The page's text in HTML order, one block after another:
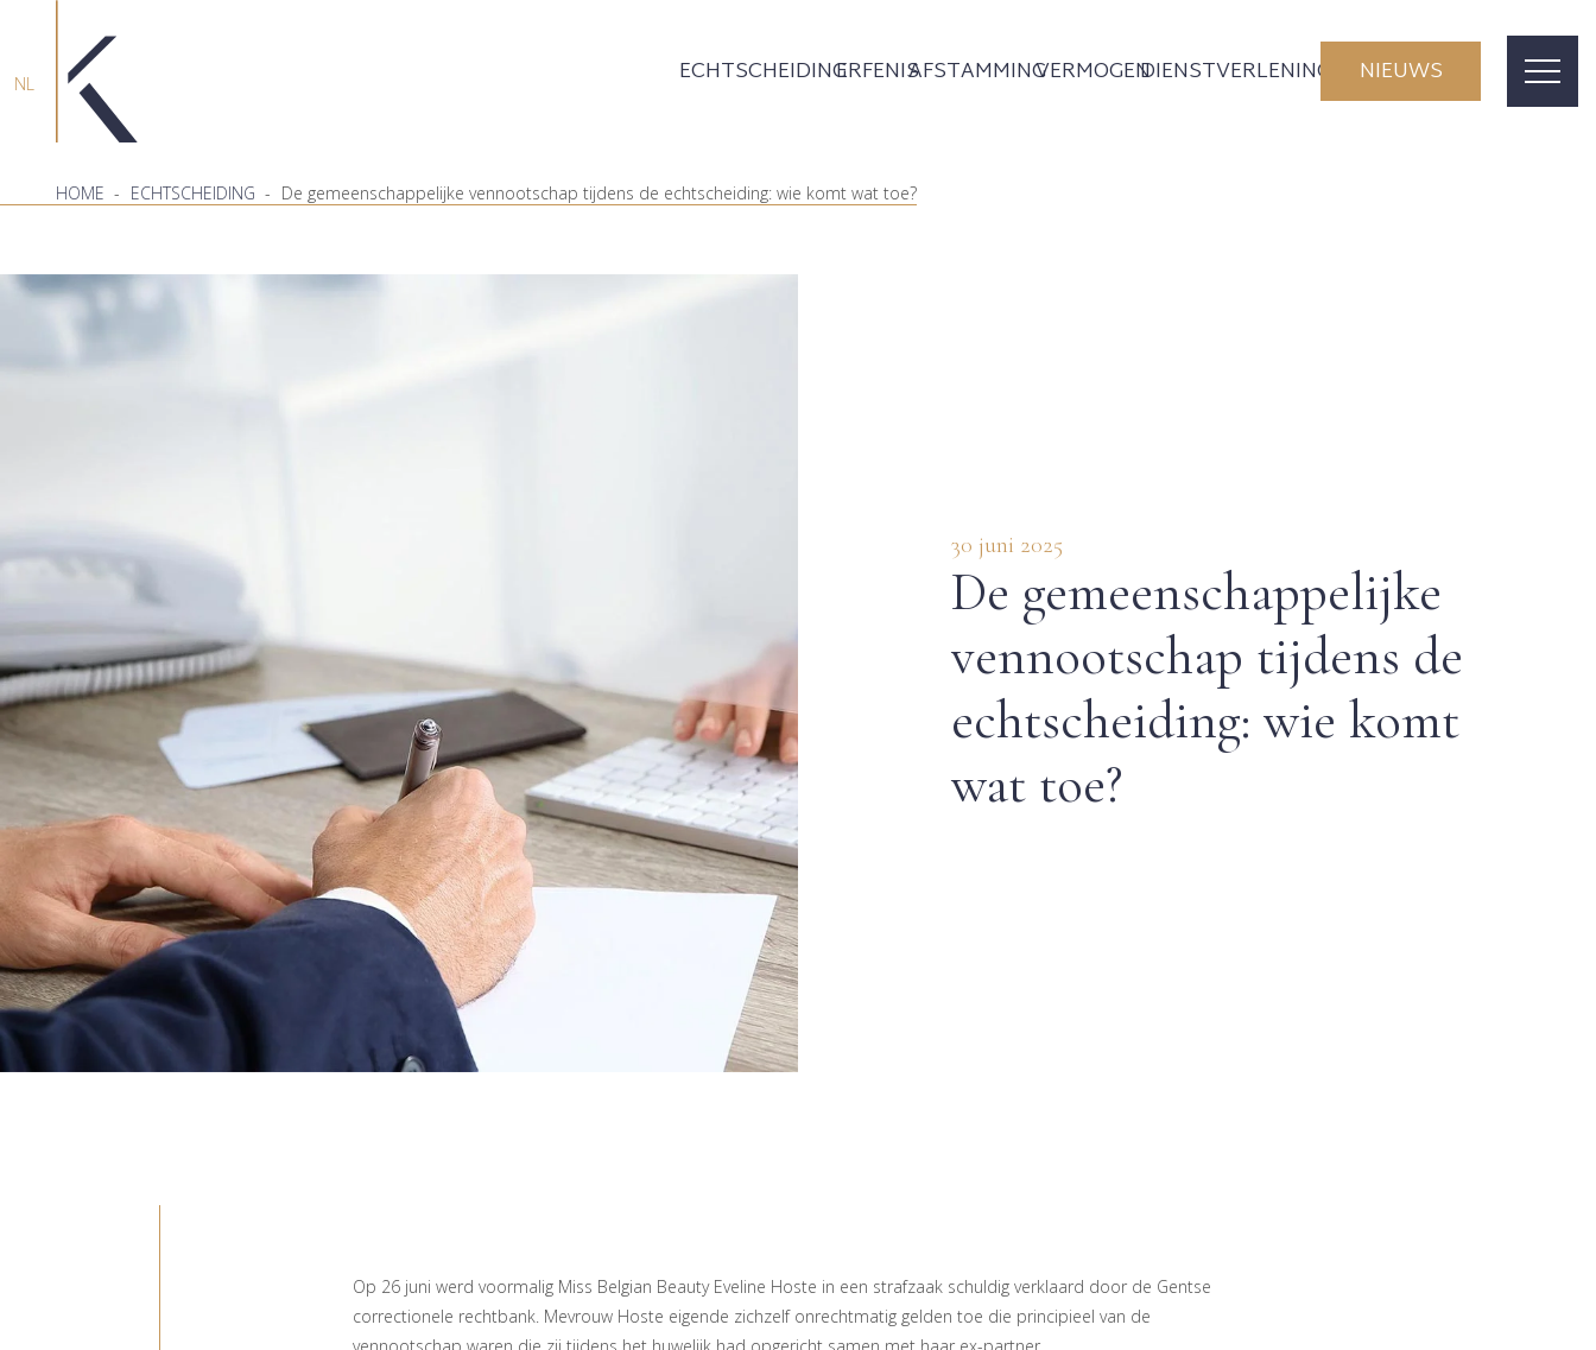
NL ECHTSCHEIDINGERFENISAFSTAMMINGVERMOGENDIENSTVERLENING NIEUWS
HOME - ECHTSCHEIDING - De gemeenschappelijke vennootschap tijdens de echtscheiding: wie komt wat toe?
30 juni 2025
De gemeenschappelijke
vennootschap tijdens de
echtscheiding: wie komt
wat toe?
Op 26 juni werd voormalig Miss Belgian Beauty Eveline Hoste in een strafzaak schuldig verklaard door de Gentse
correctionele rechtbank. Mevrouw Hoste eigende zichzelf onrechtmatig gelden toe die principieel van de